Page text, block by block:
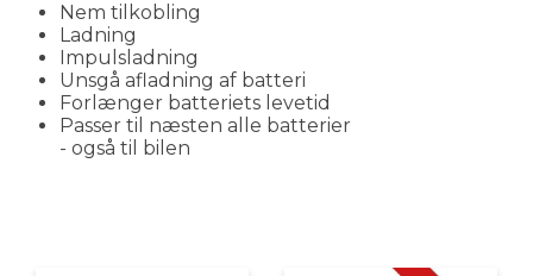
Nem tilkobling
Ladning
Impulsladning
Unsgå afladning af batteri
Forlænger batteriets levetid
Passer til næsten alle batterier
- også til bilen